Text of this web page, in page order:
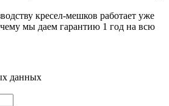
кресел-мешков работает уже
чему мы даем гарантию 1 год на всю
данных